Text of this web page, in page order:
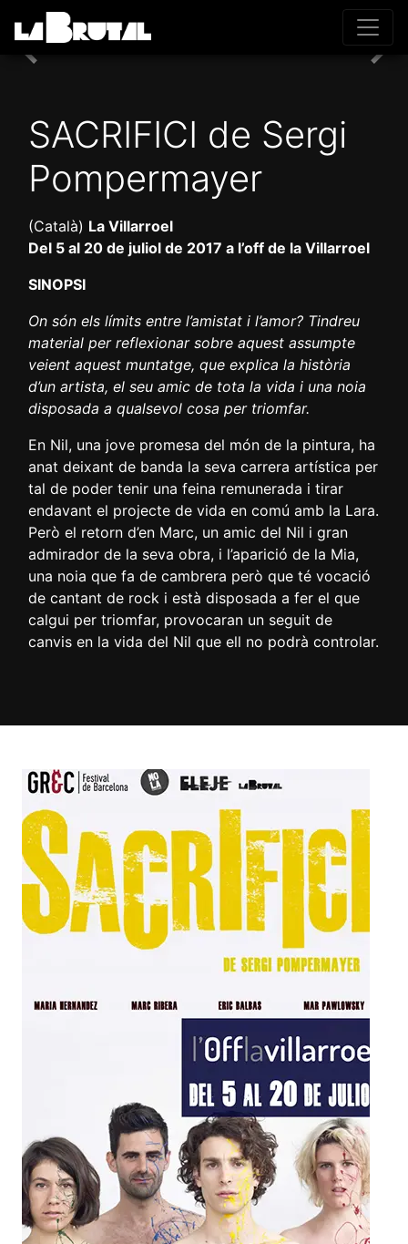
Previous
SACRIFICI de Sergi
Pompermayer
(Català) La Villarroel
Del 5 al 20 de juliol de 2017 a l’off de la Villarroel
SINOPSI
On són els límits entre l’amistat i l’amor? Tindreu
material per reflexionar sobre aquest assumpte
veient aquest muntatge, que explica la història
d’un artista, el seu amic de tota la vida i una noia
disposada a qualsevol cosa per triomfar.
En Nil, una jove promesa del món de la pintura, ha
anat deixant de banda la seva carrera artística per
tal de poder tenir una feina remunerada i tirar
endavant el projecte de vida en comú amb la Lara.
Però el retorn d’en Marc, un amic del Nil i gran
admirador de la seva obra, i l’aparició de la Mia,
una noia que fa de cambrera però que té vocació
de cantant de rock i està disposada a fer el que
calgui per triomfar, provocaran un seguit de
canvis en la vida del Nil que ell no podrà controlar.